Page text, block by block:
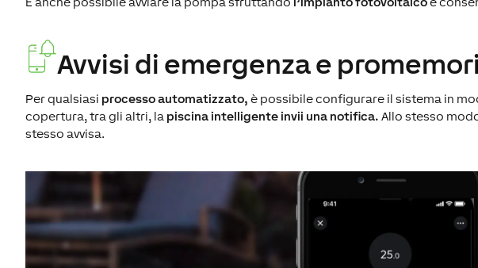
Avvisi di emergenza e
Per qualsiasi processo automatizzato, è possibile configurare il sistema in
copertura, tra gli altri, la piscina intelligente invii una notifica. Allo stesso
stesso avvisa.